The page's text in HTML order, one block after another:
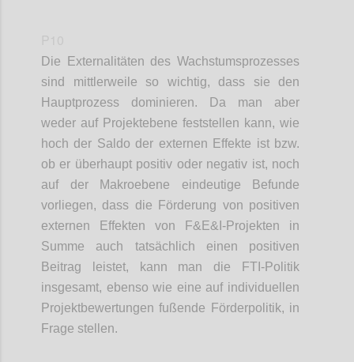
Die Externalitäten des Wachstumsprozesses
sind mittlerweile so wichtig, dass sie den
Hauptprozess dominieren. Da man aber
weder auf Projektebene feststellen kann, wie
hoch der Saldo der externen Effekte ist bzw.
ob er überhaupt positiv oder negativ ist, noch
auf der Makroebene eindeutige Befunde
vorliegen, dass die Förderung von positiven
externen Effekten von F&E&I-Projekten in
Summe auch tatsächlich einen positiven
Beitrag leistet, kann man die FTI-Politik
insgesamt, ebenso wie eine auf individuellen
Projektbewertungen fußende Förderpolitik, in
Frage stellen.